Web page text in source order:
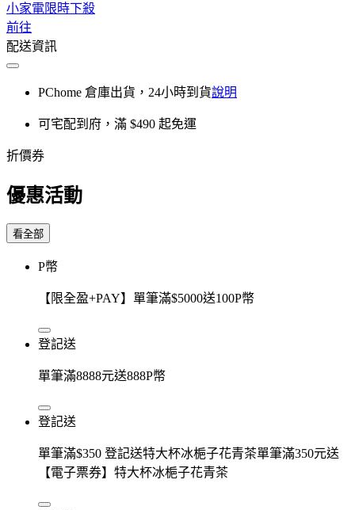
小家電限時下殺
前往
配送資訊
PChome 倉庫出貨，24小時到貨說明
可宅配到府，滿 $490 起免運
折價券
優惠活動
看全部
P幣
【限全盈+PAY】單筆滿$5000送100P幣
登記送
單筆滿8888元送888P幣
登記送
單筆滿$350 登記送特大杯冰梔子花青茶單筆滿350元送
【電子票券】特大杯冰梔子花青茶